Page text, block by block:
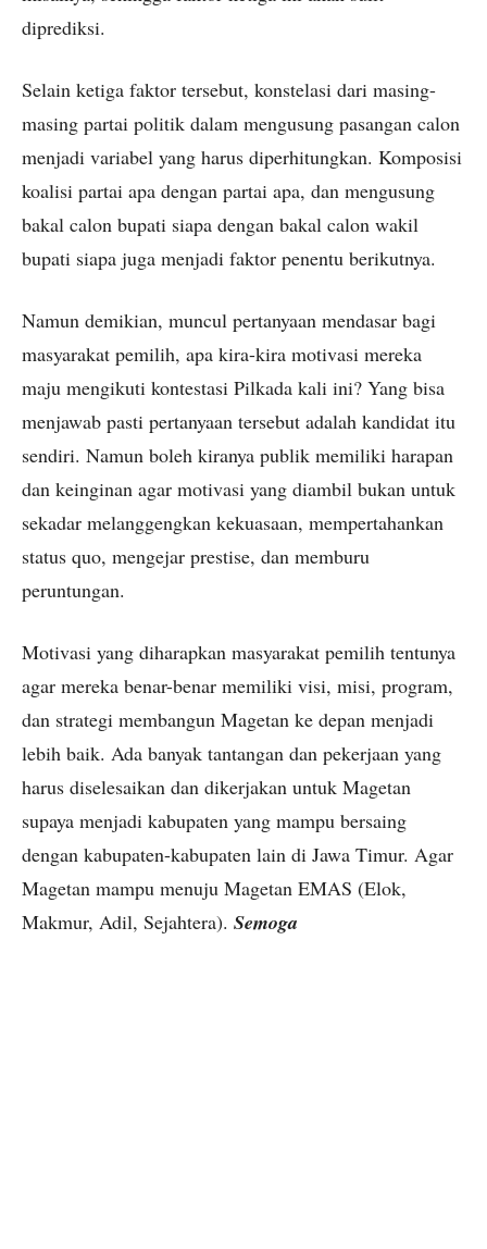
diprediksi.
Selain ketiga faktor tersebut, konstelasi dari masing-
masing partai politik dalam mengusung pasangan calon
menjadi variabel yang harus diperhitungkan. Komposisi
koalisi partai apa dengan partai apa, dan mengusung
bakal calon bupati siapa dengan bakal calon wakil
bupati siapa juga menjadi faktor penentu berikutnya.
Namun demikian, muncul pertanyaan mendasar bagi
masyarakat pemilih, apa kira-kira motivasi mereka
maju mengikuti kontestasi Pilkada kali ini? Yang bisa
menjawab pasti pertanyaan tersebut adalah kandidat itu
sendiri. Namun boleh kiranya publik memiliki harapan
dan keinginan agar motivasi yang diambil bukan untuk
sekadar melanggengkan kekuasaan, mempertahankan
status quo, mengejar prestise, dan memburu
peruntungan.
Motivasi yang diharapkan masyarakat pemilih tentunya
agar mereka benar-benar memiliki visi, misi, program,
dan strategi membangun Magetan ke depan menjadi
lebih baik. Ada banyak tantangan dan pekerjaan yang
harus diselesaikan dan dikerjakan untuk Magetan
supaya menjadi kabupaten yang mampu bersaing
dengan kabupaten-kabupaten lain di Jawa Timur. Agar
Magetan mampu menuju Magetan EMAS (Elok,
Makmur, Adil, Sejahtera). Semoga